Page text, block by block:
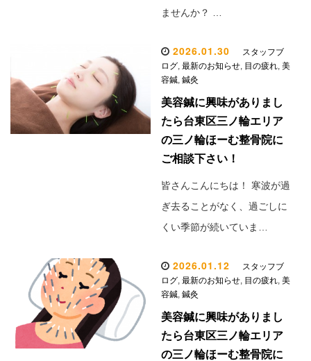
ませんか？ …
2026.01.30
スタッフブ
ログ, 最新のお知らせ, 目の疲れ, 美
容鍼, 鍼灸
美容鍼に興味がありまし
たら台東区三ノ輪エリア
の三ノ輪ほーむ整骨院に
ご相談下さい！
皆さんこんにちは！ 寒波が過
ぎ去ることがなく、過ごしに
くい季節が続いていま…
2026.01.12
スタッフブ
ログ, 最新のお知らせ, 目の疲れ, 美
容鍼, 鍼灸
美容鍼に興味がありまし
たら台東区三ノ輪エリア
の三ノ輪ほーむ整骨院に